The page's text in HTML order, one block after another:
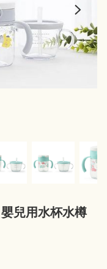
兒用水杯水樽